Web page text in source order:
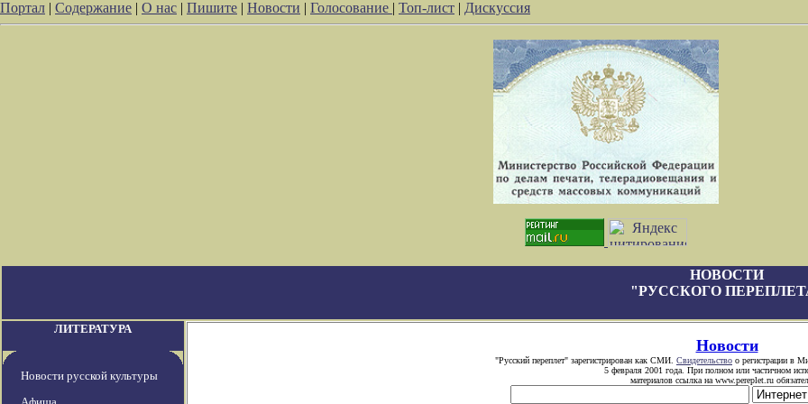
Портал | Содержание | О нас | Пишите | Новости | Голосование | Топ-лист | Дискуссия
НОВОСТИ
"РУССКОГО
ЛИТЕРАТУРА
Новости русской культуры
Новости
"Русский переплет" зарегистрирован как СМИ. Свидетельство о регистрации в
5 февраля 2001 года. При полном или частичном
материалов ссылка на www.pereplet.ru